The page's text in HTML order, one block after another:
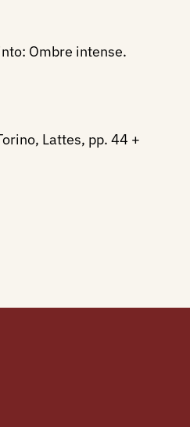
Ombre intense.
Lattes, pp. 44 +